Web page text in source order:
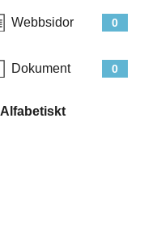
0
Webbsidor
0
Dokument
Alfabetiskt